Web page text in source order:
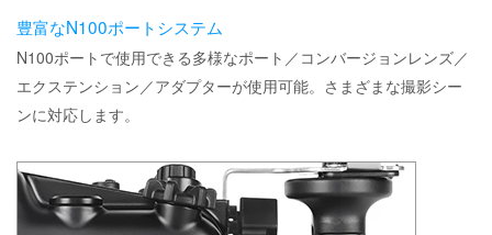
豊富なN100ポートシステム
N100ポートで使用できる多様なポート／コンバージョンレンズ／
エクステンション／アダプターが使用可能。さまざまな撮影シー
ンに対応します。